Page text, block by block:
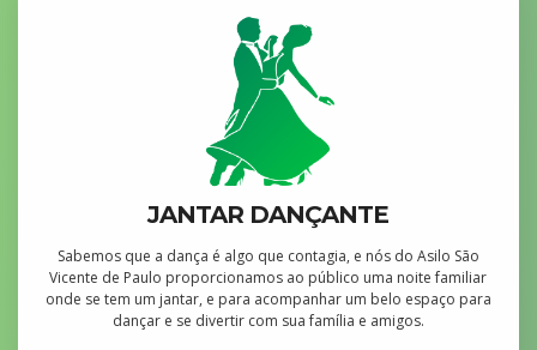
JANTAR DANÇANTE
Sabemos que a dança é algo que contagia, e nós do Asilo São
Vicente de Paulo proporcionamos ao público uma noite familiar
onde se tem um jantar, e para acompanhar um belo espaço para
dançar e se divertir com sua família e amigos.